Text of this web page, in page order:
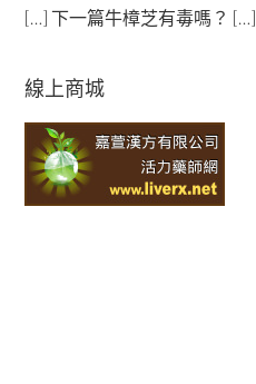
[…] 下一篇牛樟芝有毒嗎？ […]
線上商城